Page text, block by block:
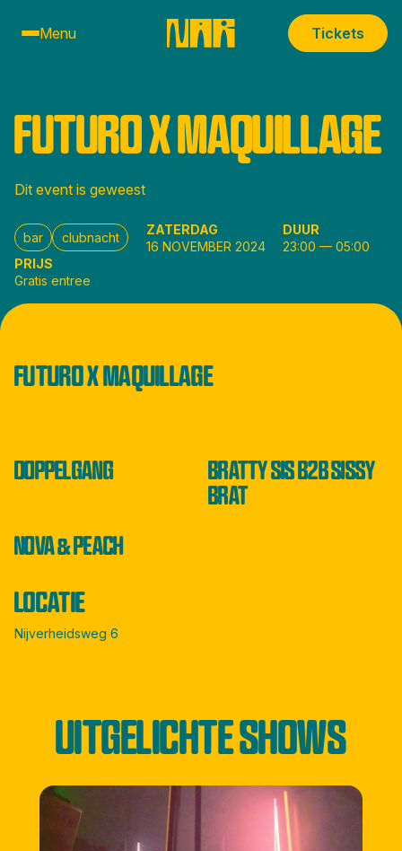
Menu Tickets
FUTURO X MAQUILLAGE
Dit event is geweest
bar clubnacht
ZATERDAG
16 NOVEMBER 2024
DUUR
23:00—05:00
PRIJS
Gratis entree
LOCATIE
Nijverheidsweg 6
FUTURO X MAQUILLAGE
DOPPELGANG
BRATTY SIS B2B SISSY
BRAT
NOVA & PEACH
UITGELICHTE SHOWS